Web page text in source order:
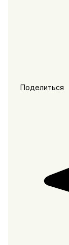
Поделиться